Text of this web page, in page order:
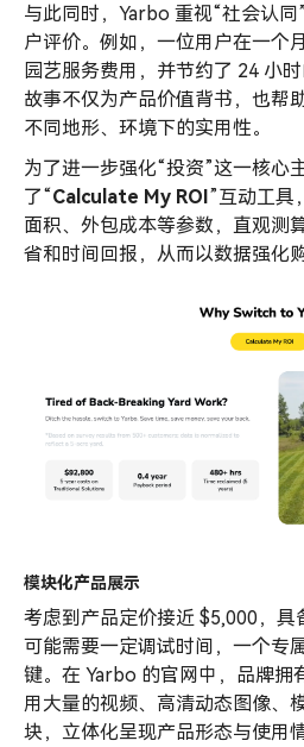
与此同时，Yarbo 重视“社会认同
户评价。例如，一位用户在一个
园艺服务费用，并节约了 24 小
故事不仅为产品价值背书，也帮
不同地形、环境下的实用性。
为了进一步强化“投资”这一核心
了“Calculate My ROI ”互动工具
面积、外包成本等参数，直观测
省和时间回报，从而以数据强化
模块化产品展示
考虑到产品定价接近 $5,000，具
可能需要一定调试时间，一个专
键。在 Yarbo 的官网中，品牌拥
用大量的视频、高清动态图像、
块，立体化呈现产品形态与使用